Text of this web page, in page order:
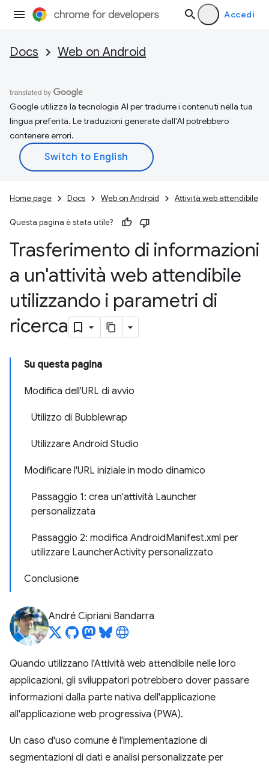
Accedi
Docs Web on Android
Google utilizza la tecnologia AI per tradurre i contenuti nella tua
lingua preferita. Le traduzioni generate dall'AI potrebbero
contenere errori.
Home page Docs Web on Android Attività web attendibile
Questa pagina è stata utile?
Trasferimento di informazioni
a un'attività web attendibile
utilizzando i parametri di
ricerca
Su questa pagina
Modifica dell'URL di avvio
Utilizzo di Bubblewrap
Utilizzare Android Studio
Modificare l'URL iniziale in modo dinamico
Passaggio 1: crea un'attività Launcher
personalizzata
Passaggio 2: modifica AndroidManifest.xml per
utilizzare LauncherActivity personalizzato
Conclusione
André Cipriani Bandarra
Quando utilizzano l'Attività web attendibile nelle loro
applicazioni, gli sviluppatori potrebbero dover passare
informazioni dalla parte nativa dell'applicazione
all'applicazione web progressiva (PWA).
Un caso d'uso comune è l'implementazione di
segmentazioni di dati e analisi personalizzate per